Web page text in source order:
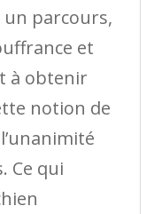
un parcours,
et
à obtenir
notion de
Ce qui